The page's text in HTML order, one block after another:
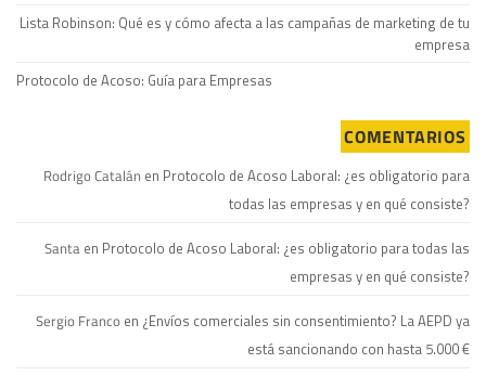
Lista Robinson: Qué es y cómo afecta a las campañas de marketing de tu
empresa
Protocolo de Acoso: Guía para Empresas
COMENTARIOS
Rodrigo Catalán en Protocolo de Acoso Laboral: ¿es obligatorio para
todas las empresas y en qué consiste?
Santa en Protocolo de Acoso Laboral: ¿es obligatorio para todas las
empresas y en qué consiste?
Sergio Franco en ¿Envíos comerciales sin consentimiento? La AEPD ya
está sancionando con hasta 5.000 €